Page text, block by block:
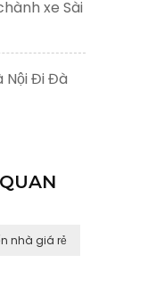
xe Sài
Nội Đi Đà
nhà giá rẻ